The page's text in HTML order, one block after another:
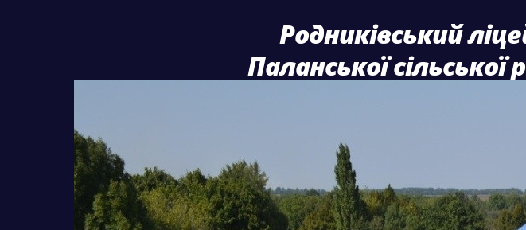
Родниківський
Паланської